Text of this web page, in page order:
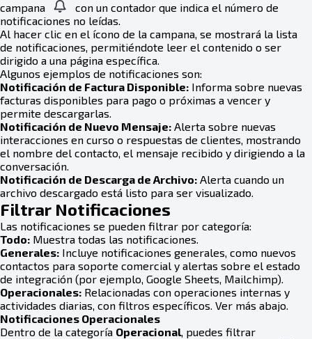
campana
con un contador que indica el número de
notificaciones no leídas.
Al hacer clic en el ícono de la campana, se mostrará la lista
de notificaciones, permitiéndote leer el contenido o ser
dirigido a una página específica.
Algunos ejemplos de notificaciones son:
Notificación de Factura Disponible: Informa sobre nuevas
facturas disponibles para pago o próximas a vencer y
permite descargarlas.
Notificación de Nuevo Mensaje: Alerta sobre nuevas
interacciones en curso o respuestas de clientes, mostrando
el nombre del contacto, el mensaje recibido y dirigiendo a la
conversación.
Notificación de Descarga de Archivo: Alerta cuando un
archivo descargado está listo para ser visualizado.
Filtrar Notificaciones
Las notificaciones se pueden filtrar por categoría:
Todo: Muestra todas las notificaciones.
Generales: Incluye notificaciones generales, como nuevos
contactos para soporte comercial y alertas sobre el estado
de integración (por ejemplo, Google Sheets, Mailchimp).
Operacionales: Relacionadas con operaciones internas y
actividades diarias, con filtros específicos. Ver más abajo.
Notificaciones Operacionales
Dentro de la categoría Operacional, puedes filtrar